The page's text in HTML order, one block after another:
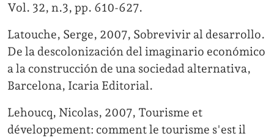
Vol. 32, n.3, pp. 610-627.
Latouche, Serge, 2007, Sobrevivir al desarrollo.
De la descolonización del imaginario económico
a la construcción de una sociedad alternativa,
Barcelona, Icaria Editorial.
Lehoucq, Nicolas, 2007, Tourisme et
développement: comment le tourisme s'est il